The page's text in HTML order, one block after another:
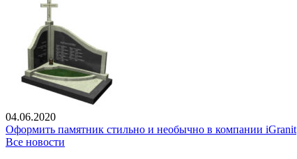
04.06.2020
Оформить памятник стильно и необычно в компании iGranit
Все новости